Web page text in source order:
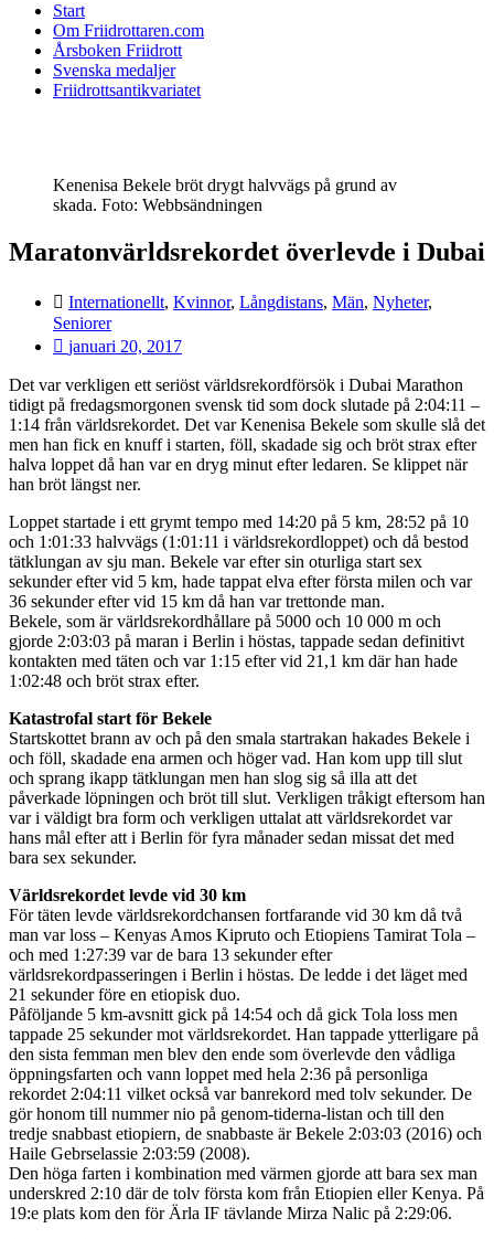
Start
Om Friidrottaren.com
Årsboken Friidrott
Svenska medaljer
Friidrottsantikvariatet
Kenenisa Bekele bröt drygt halvvägs på grund av
skada. Foto: Webbsändningen
Maratonvärldsrekordet överlevde i Dubai
Internationellt, Kvinnor, Långdistans, Män, Nyheter,
Seniorer
januari 20, 2017
Det var verkligen ett seriöst världsrekordförsök i Dubai Marathon
tidigt på fredagsmorgonen svensk tid som dock slutade på 2:04:11 –
1:14 från världsrekordet. Det var Kenenisa Bekele som skulle slå det
men han fick en knuff i starten, föll, skadade sig och bröt strax efter
halva loppet då han var en dryg minut efter ledaren. Se klippet när
han bröt längst ner.
Loppet startade i ett grymt tempo med 14:20 på 5 km, 28:52 på 10
och 1:01:33 halvvägs (1:01:11 i världsrekordloppet) och då bestod
tätklungan av sju man. Bekele var efter sin oturliga start sex
sekunder efter vid 5 km, hade tappat elva efter första milen och var
36 sekunder efter vid 15 km då han var trettonde man.
Bekele, som är världsrekordhållare på 5000 och 10 000 m och
gjorde 2:03:03 på maran i Berlin i höstas, tappade sedan definitivt
kontakten med täten och var 1:15 efter vid 21,1 km där han hade
1:02:48 och bröt strax efter.
Katastrofal start för Bekele
Startskottet brann av och på den smala startrakan hakades Bekele i
och föll, skadade ena armen och höger vad. Han kom upp till slut
och sprang ikapp tätklungan men han slog sig så illa att det
påverkade löpningen och bröt till slut. Verkligen tråkigt eftersom han
var i väldigt bra form och verkligen uttalat att världsrekordet var
hans mål efter att i Berlin för fyra månader sedan missat det med
bara sex sekunder.
Världsrekordet levde vid 30 km
För täten levde världsrekordchansen fortfarande vid 30 km då två
man var loss – Kenyas Amos Kipruto och Etiopiens Tamirat Tola –
och med 1:27:39 var de bara 13 sekunder efter
världsrekordpasseringen i Berlin i höstas. De ledde i det läget med
21 sekunder före en etiopisk duo.
Påföljande 5 km-avsnitt gick på 14:54 och då gick Tola loss men
tappade 25 sekunder mot världsrekordet. Han tappade ytterligare på
den sista femman men blev den ende som överlevde den vådliga
öppningsfarten och vann loppet med hela 2:36 på personliga
rekordet 2:04:11 vilket också var banrekord med tolv sekunder. De
gör honom till nummer nio på genom-tiderna-listan och till den
tredje snabbast etiopiern, de snabbaste är Bekele 2:03:03 (2016) och
Haile Gebrselassie 2:03:59 (2008).
Den höga farten i kombination med värmen gjorde att bara sex man
underskred 2:10 där de tolv första kom från Etiopien eller Kenya. På
19:e plats kom den för Ärla IF tävlande Mirza Nalic på 2:29:06.